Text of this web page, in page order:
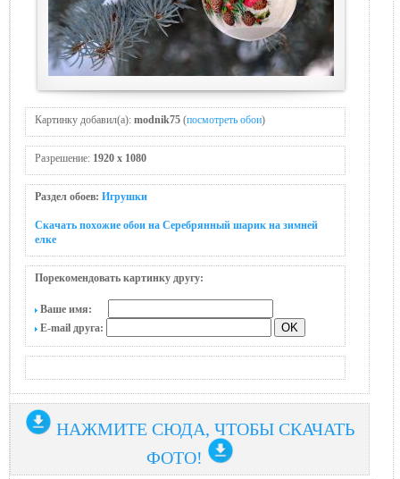
Картинку добавил(а): modnik75 (посмотреть обои)
Разрешение: 1920 x 1080
Раздел обоев: Игрушки
Скачать похожие обои на Серебрянный шарик на зимней
елке
Порекомендовать картинку другу:
Ваше имя:
E-mail друга:
НАЖМИТЕ СЮДА, ЧТОБЫ СКАЧАТЬ
ФОТО!